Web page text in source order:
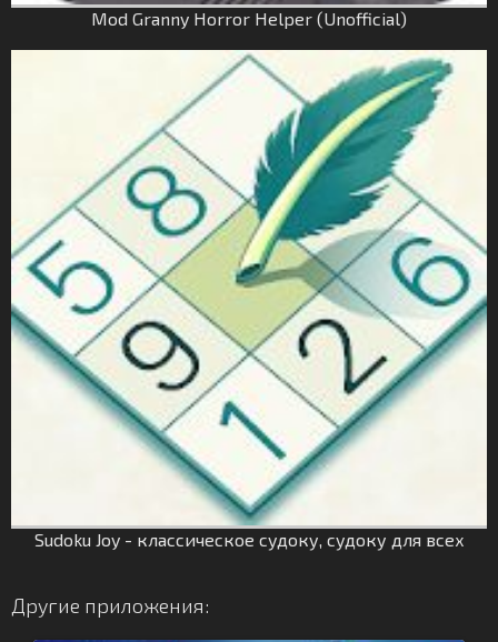
Mod Granny Horror Helper (Unofficial)
Sudoku Joy - классическое судоку, судоку для всех
Другие приложения: